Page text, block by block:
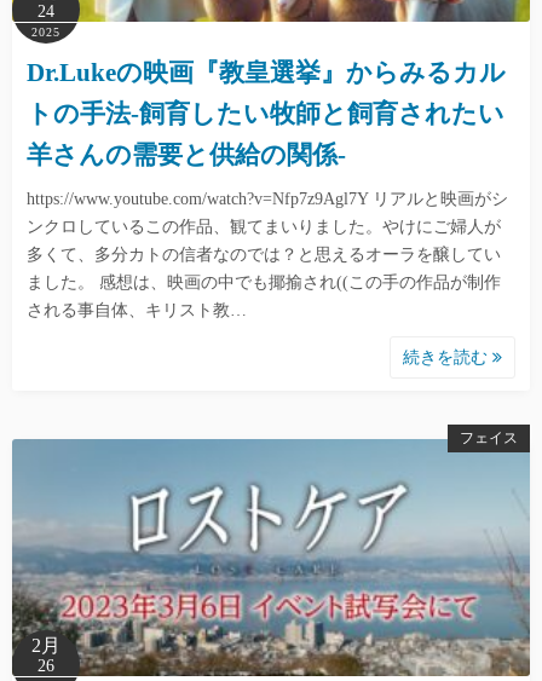
24
2025
Dr.Lukeの映画『教皇選挙』からみるカル
トの手法-飼育したい牧師と飼育されたい
羊さんの需要と供給の関係-
https://www.youtube.com/watch?v=Nfp7z9Agl7Y リアルと映画がシ
ンクロしているこの作品、観てまいりました。やけにご婦人が
多くて、多分カトの信者なのでは？と思えるオーラを醸してい
ました。 感想は、映画の中でも揶揄され((この手の作品が制作
される事自体、キリスト教…
続きを読む
フェイス
2月
26